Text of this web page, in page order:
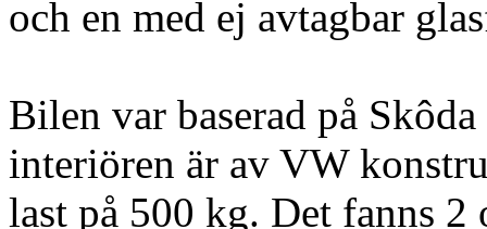
och en med ej avtagbar
Bilen var baserad på
interiören är av VW
last på 500 kg. Det fanns